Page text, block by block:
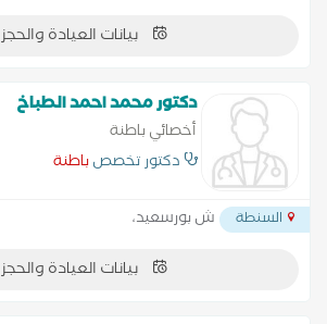
بيانات العيادة والحجز
دكتور محمد احمد الطباخ
أخصائي باطنة
دكتور تخصصباطنة
السنطة ش بورسعيد،
بيانات العيادة والحجز